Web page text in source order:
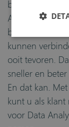
begonnen met
Architecture
betekent dat we
kunnen
ooit tevoren.
sneller en
En dat kan.
kunt u als klant
voor Data